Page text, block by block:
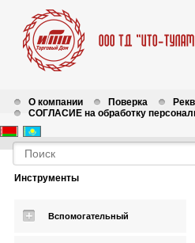
О компании Поверка
СОГЛАСИЕ на обработку
Инструменты
Вспомогательный